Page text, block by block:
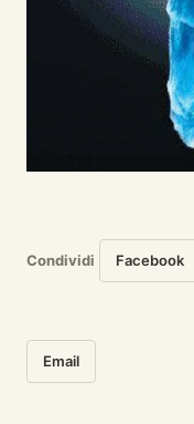
Condividi Facebook
Email